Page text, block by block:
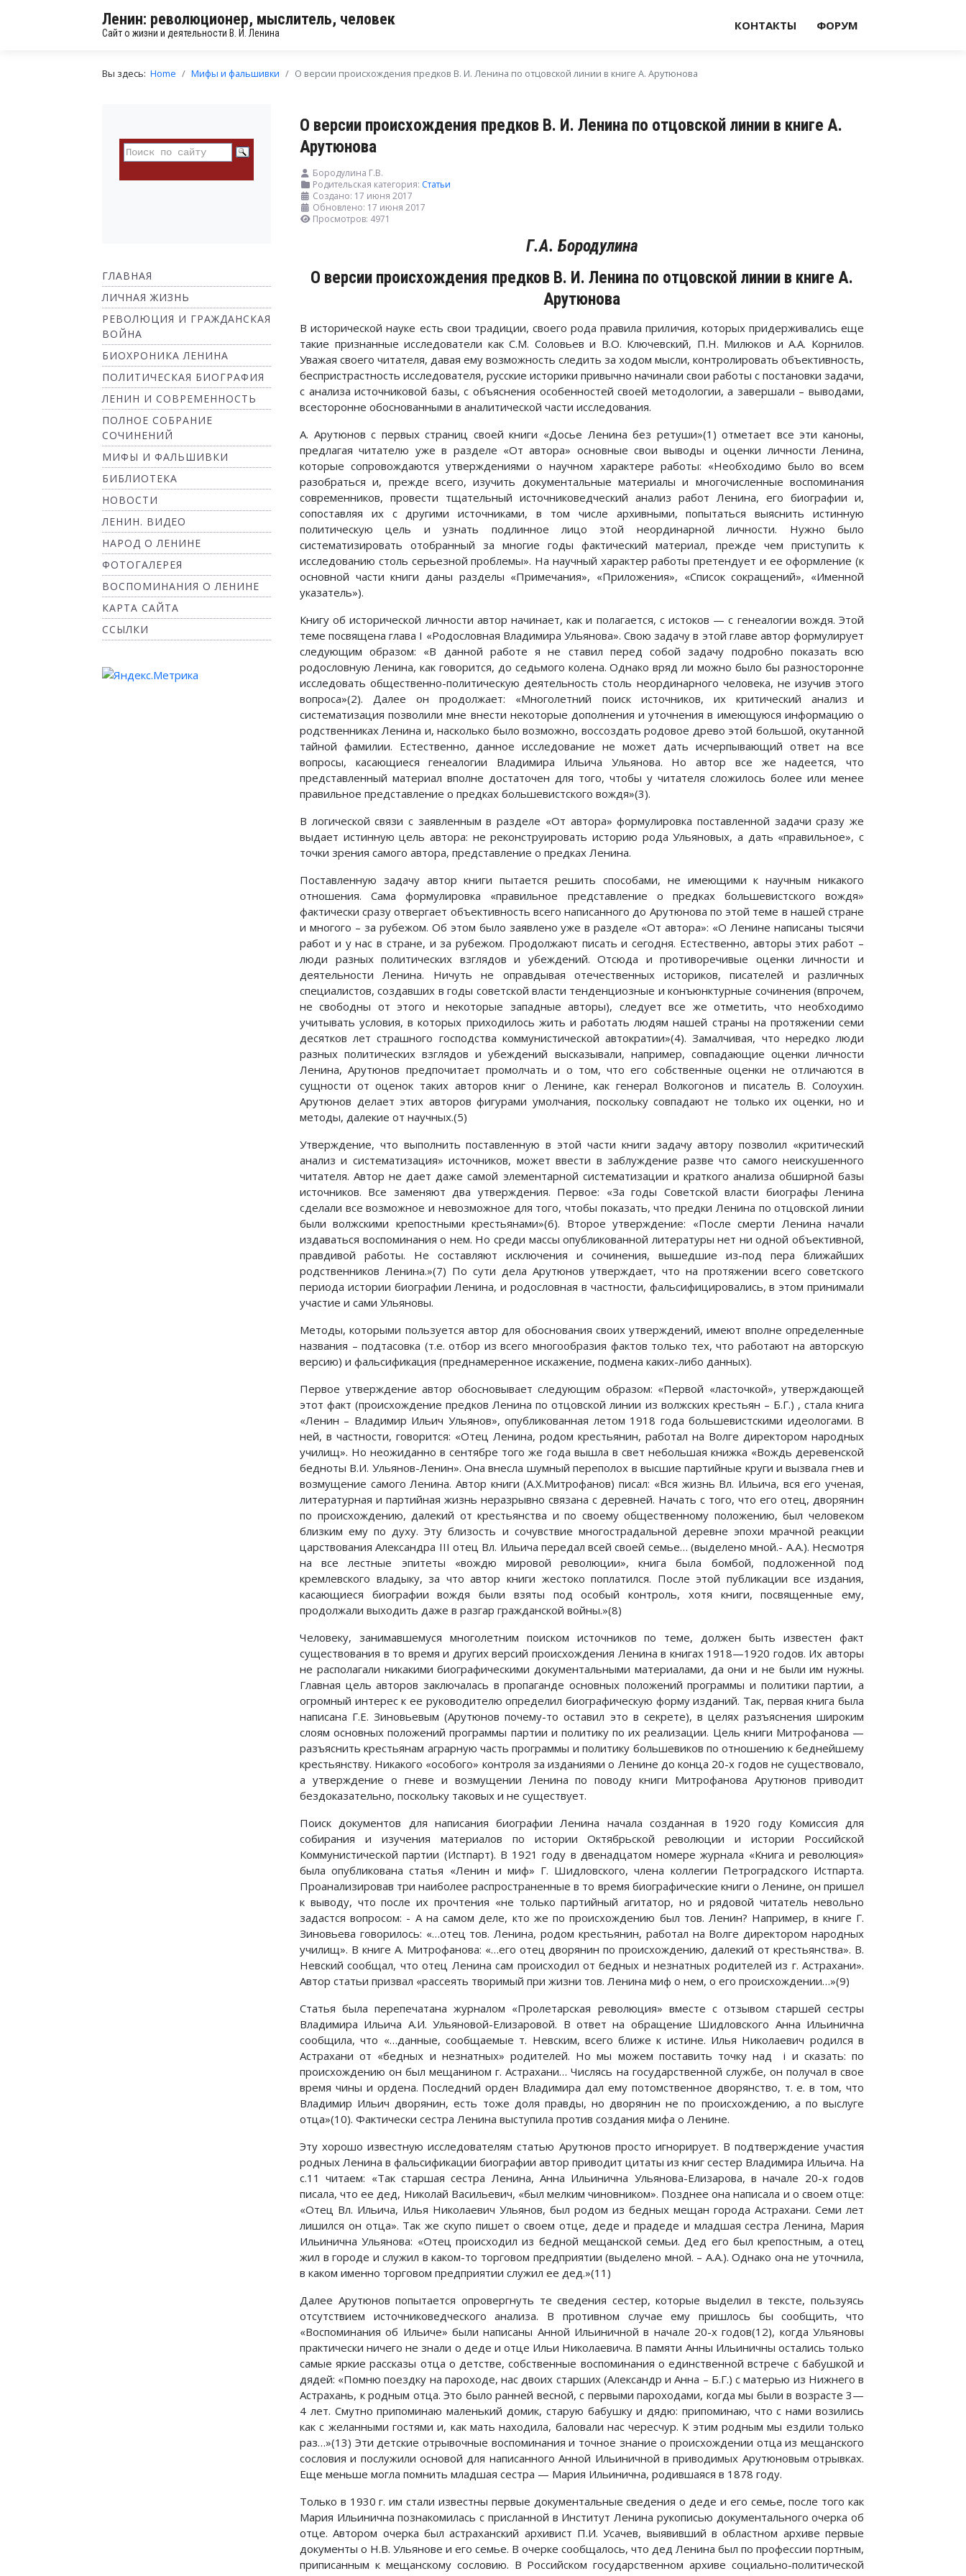
Ленин: революционер, мыслитель, человек
Сайт о жизни и деятельности В. И. Ленина
КОНТАКТЫ ФОРУМ
Вы здесь: Home Мифы и фальшивки О версии происхождения предков В. И. Ленина по отцовской линии в книге А. Арутюнова
ГЛАВНАЯ
ЛИЧНАЯ ЖИЗНЬ
РЕВОЛЮЦИЯ И ГРАЖДАНСКАЯ
ВОЙНА
БИОХРОНИКА ЛЕНИНА
ПОЛИТИЧЕСКАЯ БИОГРАФИЯ
ЛЕНИН И СОВРЕМЕННОСТЬ
ПОЛНОЕ СОБРАНИЕ
СОЧИНЕНИЙ
МИФЫ И ФАЛЬШИВКИ
БИБЛИОТЕКА
НОВОСТИ
ЛЕНИН. ВИДЕО
НАРОД О ЛЕНИНЕ
ФОТОГАЛЕРЕЯ
ВОСПОМИНАНИЯ О ЛЕНИНЕ
КАРТА САЙТА
ССЫЛКИ
О версии происхождения предков В. И. Ленина по отцовской линии в книге А.
Арутюнова
Бородулина Г.В.
Родительская категория: Статьи
Создано: 17 июня 2017
Обновлено: 17 июня 2017
Просмотров: 4971
Г.А. Бородулина
О версии происхождения предков В. И. Ленина по отцовской линии в книге А.
Арутюнова
В исторической науке есть свои традиции, своего рода правила приличия, которых придерживались еще
такие признанные исследователи как С.М. Соловьев и В.О. Ключевский, П.Н. Милюков и А.А. Корнилов.
Уважая своего читателя, давая ему возможность следить за ходом мысли, контролировать объективность,
беспристрастность исследователя, русские историки привычно начинали свои работы с постановки задачи,
с анализа источниковой базы, с объяснения особенностей своей методологии, а завершали – выводами,
всесторонне обоснованными в аналитической части исследования.
А. Арутюнов с первых страниц своей книги «Досье Ленина без ретуши»(1) отметает все эти каноны,
предлагая читателю уже в разделе «От автора» основные свои выводы и оценки личности Ленина,
которые сопровождаются утверждениями о научном характере работы: «Необходимо было во всем
разобраться и, прежде всего, изучить документальные материалы и многочисленные воспоминания
современников, провести тщательный источниковедческий анализ работ Ленина, его биографии и,
сопоставляя их с другими источниками, в том числе архивными, попытаться выяснить истинную
политическую цель и узнать подлинное лицо этой неординарной личности. Нужно было
систематизировать отобранный за многие годы фактический материал, прежде чем приступить к
исследованию столь серьезной проблемы». На научный характер работы претендует и ее оформление (к
основной части книги даны разделы «Примечания», «Приложения», «Список сокращений», «Именной
указатель»).
Книгу об исторической личности автор начинает, как и полагается, с истоков — с генеалогии вождя. Этой
теме посвящена глава I «Родословная Владимира Ульянова». Свою задачу в этой главе автор формулирует
следующим образом: «В данной работе я не ставил перед собой задачу подробно показать всю
родословную Ленина, как говорится, до седьмого колена. Однако вряд ли можно было бы разносторонне
исследовать общественно-политическую деятельность столь неординарного человека, не изучив этого
вопроса»(2). Далее он продолжает: «Многолетний поиск источников, их критический анализ и
систематизация позволили мне внести некоторые дополнения и уточнения в имеющуюся информацию о
родственниках Ленина и, насколько было возможно, воссоздать родовое древо этой большой, окутанной
тайной фамилии. Естественно, данное исследование не может дать исчерпывающий ответ на все
вопросы, касающиеся генеалогии Владимира Ильича Ульянова. Но автор все же надеется, что
представленный материал вполне достаточен для того, чтобы у читателя сложилось более или менее
правильное представление о предках большевистского вождя»(3).
В логической связи с заявленным в разделе «От автора» формулировка поставленной задачи сразу же
выдает истинную цель автора: не реконструировать историю рода Ульяновых, а дать «правильное», с
точки зрения самого автора, представление о предках Ленина.
Поставленную задачу автор книги пытается решить способами, не имеющими к научным никакого
отношения. Сама формулировка «правильное представление о предках большевистского вождя»
фактически сразу отвергает объективность всего написанного до Арутюнова по этой теме в нашей стране
и многого – за рубежом. Об этом было заявлено уже в разделе «От автора»: «О Ленине написаны тысячи
работ и у нас в стране, и за рубежом. Продолжают писать и сегодня. Естественно, авторы этих работ –
люди разных политических взглядов и убеждений. Отсюда и противоречивые оценки личности и
деятельности Ленина. Ничуть не оправдывая отечественных историков, писателей и различных
специалистов, создавших в годы советской власти тенденциозные и конъюнктурные сочинения (впрочем,
не свободны от этого и некоторые западные авторы), следует все же отметить, что необходимо
учитывать условия, в которых приходилось жить и работать людям нашей страны на протяжении семи
десятков лет страшного господства коммунистической автократии»(4). Замалчивая, что нередко люди
разных политических взглядов и убеждений высказывали, например, совпадающие оценки личности
Ленина, Арутюнов предпочитает промолчать и о том, что его собственные оценки не отличаются в
сущности от оценок таких авторов книг о Ленине, как генерал Волкогонов и писатель В. Солоухин.
Арутюнов делает этих авторов фигурами умолчания, поскольку совпадают не только их оценки, но и
методы, далекие от научных.(5)
Утверждение, что выполнить поставленную в этой части книги задачу автору позволил «критический
анализ и систематизация» источников, может ввести в заблуждение разве что самого неискушенного
читателя. Автор не дает даже самой элементарной систематизации и краткого анализа обширной базы
источников. Все заменяют два утверждения. Первое: «За годы Советской власти биографы Ленина
сделали все возможное и невозможное для того, чтобы показать, что предки Ленина по отцовской линии
были волжскими крепостными крестьянами»(6). Второе утверждение: «После смерти Ленина начали
издаваться воспоминания о нем. Но среди массы опубликованной литературы нет ни одной объективной,
правдивой работы. Не составляют исключения и сочинения, вышедшие из-под пера ближайших
родственников Ленина.»(7) По сути дела Арутюнов утверждает, что на протяжении всего советского
периода истории биографии Ленина, и родословная в частности, фальсифицировались, в этом принимали
участие и сами Ульяновы.
Методы, которыми пользуется автор для обоснования своих утверждений, имеют вполне определенные
названия – подтасовка (т.е. отбор из всего многообразия фактов только тех, что работают на авторскую
версию) и фальсификация (преднамеренное искажение, подмена каких-либо данных).
Первое утверждение автор обосновывает следующим образом: «Первой «ласточкой», утверждающей
этот факт (происхождение предков Ленина по отцовской линии из волжских крестьян – Б.Г.) , стала книга
«Ленин – Владимир Ильич Ульянов», опубликованная летом 1918 года большевистскими идеологами. В
ней, в частности, говорится: «Отец Ленина, родом крестьянин, работал на Волге директором народных
училищ». Но неожиданно в сентябре того же года вышла в свет небольшая книжка «Вождь деревенской
бедноты В.И. Ульянов-Ленин». Она внесла шумный переполох в высшие партийные круги и вызвала гнев и
возмущение самого Ленина. Автор книги (А.Х.Митрофанов) писал: «Вся жизнь Вл. Ильича, вся его ученая,
литературная и партийная жизнь неразрывно связана с деревней. Начать с того, что его отец, дворянин
по происхождению, далекий от крестьянства и по своему общественному положению, был человеком
близким ему по духу. Эту близость и сочувствие многострадальной деревне эпохи мрачной реакции
царствования Александра III отец Вл. Ильича передал всей своей семье… (выделено мной.- А.А.). Несмотря
на все лестные эпитеты «вождю мировой революции», книга была бомбой, подложенной под
кремлевского владыку, за что автор книги жестоко поплатился. После этой публикации все издания,
касающиеся биографии вождя были взяты под особый контроль, хотя книги, посвященные ему,
продолжали выходить даже в разгар гражданской войны.»(8)
Человеку, занимавшемуся многолетним поиском источников по теме, должен быть известен факт
существования в то время и других версий происхождения Ленина в книгах 1918—1920 годов. Их авторы
не располагали никакими биографическими документальными материалами, да они и не были им нужны.
Главная цель авторов заключалась в пропаганде основных положений программы и политики партии, а
огромный интерес к ее руководителю определил биографическую форму изданий. Так, первая книга была
написана Г.Е. Зиновьевым (Арутюнов почему-то оставил это в секрете), в целях разъяснения широким
слоям основных положений программы партии и политику по их реализации. Цель книги Митрофанова —
разъяснить крестьянам аграрную часть программы и политику большевиков по отношению к беднейшему
крестьянству. Никакого «особого» контроля за изданиями о Ленине до конца 20-х годов не существовало,
а утверждение о гневе и возмущении Ленина по поводу книги Митрофанова Арутюнов приводит
бездоказательно, поскольку таковых и не существует.
Поиск документов для написания биографии Ленина начала созданная в 1920 году Комиссия для
собирания и изучения материалов по истории Октябрьской революции и истории Российской
Коммунистической партии (Истпарт). В 1921 году в двенадцатом номере журнала «Книга и революция»
была опубликована статья «Ленин и миф» Г. Шидловского, члена коллегии Петроградского Истпарта.
Проанализировав три наиболее распространенные в то время биографические книги о Ленине, он пришел
к выводу, что после их прочтения «не только партийный агитатор, но и рядовой читатель невольно
задастся вопросом: - А на самом деле, кто же по происхождению был тов. Ленин? Например, в книге Г.
Зиновьева говорилось: «…отец тов. Ленина, родом крестьянин, работал на Волге директором народных
училищ». В книге А. Митрофанова: «…его отец дворянин по происхождению, далекий от крестьянства». В.
Невский сообщал, что отец Ленина сам происходил от бедных и незнатных родителей из г. Астрахани».
Автор статьи призвал «рассеять творимый при жизни тов. Ленина миф о нем, о его происхождении…»(9)
Статья была перепечатана журналом «Пролетарская революция» вместе с отзывом старшей сестры
Владимира Ильича А.И. Ульяновой-Елизаровой. В ответ на обращение Шидловского Анна Ильинична
сообщила, что «…данные, сообщаемые т. Невским, всего ближе к истине. Илья Николаевич родился в
Астрахани от «бедных и незнатных» родителей. Но мы можем поставить точку над i и сказать: по
происхождению он был мещанином г. Астрахани… Числясь на государственной службе, он получал в свое
время чины и ордена. Последний орден Владимира дал ему потомственное дворянство, т. е. в том, что
Владимир Ильич дворянин, есть тоже доля правды, но дворянин не по происхождению, а по выслуге
отца»(10). Фактически сестра Ленина выступила против создания мифа о Ленине.
Эту хорошо известную исследователям статью Арутюнов просто игнорирует. В подтверждение участия
родных Ленина в фальсификации биографии автор приводит цитаты из книг сестер Владимира Ильича. На
с.11 читаем: «Так старшая сестра Ленина, Анна Ильинична Ульянова-Елизарова, в начале 20-х годов
писала, что ее дед, Николай Васильевич, «был мелким чиновником». Позднее она написала и о своем отце:
«Отец Вл. Ильича, Илья Николаевич Ульянов, был родом из бедных мещан города Астрахани. Семи лет
лишился он отца». Так же скупо пишет о своем отце, деде и прадеде и младшая сестра Ленина, Мария
Ильинична Ульянова: «Отец происходил из бедной мещанской семьи. Дед его был крепостным, а отец
жил в городе и служил в каком-то торговом предприятии (выделено мной. – А.А.). Однако она не уточнила,
в каком именно торговом предприятии служил ее дед.»(11)
Далее Арутюнов попытается опровергнуть те сведения сестер, которые выделил в тексте, пользуясь
отсутствием источниковедческого анализа. В противном случае ему пришлось бы сообщить, что
«Воспоминания об Ильиче» были написаны Анной Ильиничной в начале 20-х годов(12), когда Ульяновы
практически ничего не знали о деде и отце Ильи Николаевича. В памяти Анны Ильиничны остались только
самые яркие рассказы отца о детстве, собственные воспоминания о единственной встрече с бабушкой и
дядей: «Помню поездку на пароходе, нас двоих старших (Александр и Анна – Б.Г.) с матерью из Нижнего в
Астрахань, к родным отца. Это было ранней весной, с первыми пароходами, когда мы были в возрасте 3—
4 лет. Смутно припоминаю маленький домик, старую бабушку и дядю: припоминаю, что с нами возились
как с желанными гостями и, как мать находила, баловали нас чересчур. К этим родным мы ездили только
раз…»(13) Эти детские отрывочные воспоминания и точное знание о происхождении отца из мещанского
сословия и послужили основой для написанного Анной Ильиничной в приводимых Арутюновым отрывках.
Еще меньше могла помнить младшая сестра — Мария Ильинична, родившаяся в 1878 году.
Только в 1930 г. им стали известны первые документальные сведения о деде и его семье, после того как
Мария Ильинична познакомилась с присланной в Институт Ленина рукописью документального очерка об
отце. Автором очерка был астраханский архивист П.И. Усачев, выявивший в областном архиве первые
документы о Н.В. Ульянове и его семье. В очерке сообщалось, что дед Ленина был по профессии портным,
приписанным к мещанскому сословию. В Российском государственном архиве социально-политической